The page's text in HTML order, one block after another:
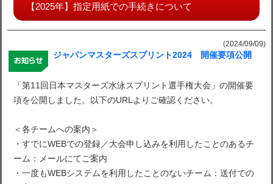
【2025年】指定用紙での手続きについて
(2024/09/09)
ジャパンマスターズスプリント2024 開催要項公開
「第11回日本マスターズ水泳スプリント選手権大会」の開催要
項を公開しました。以下のURLよりご確認ください。
＜各チームへの案内＞
・すでにWEBでの登録／大会申し込みを利用したことのあるチ
ーム：メールにてご案内
・一度もWEBシステムを利用したことのないチーム：送付での